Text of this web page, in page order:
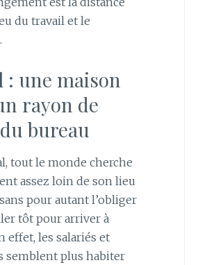
du travail et le
: une maison
rayon de
bureau
tout le monde cherche
assez loin de son lieu
pour autant l’obliger
tôt pour arriver à
effet, les salariés et
semblent plus habiter